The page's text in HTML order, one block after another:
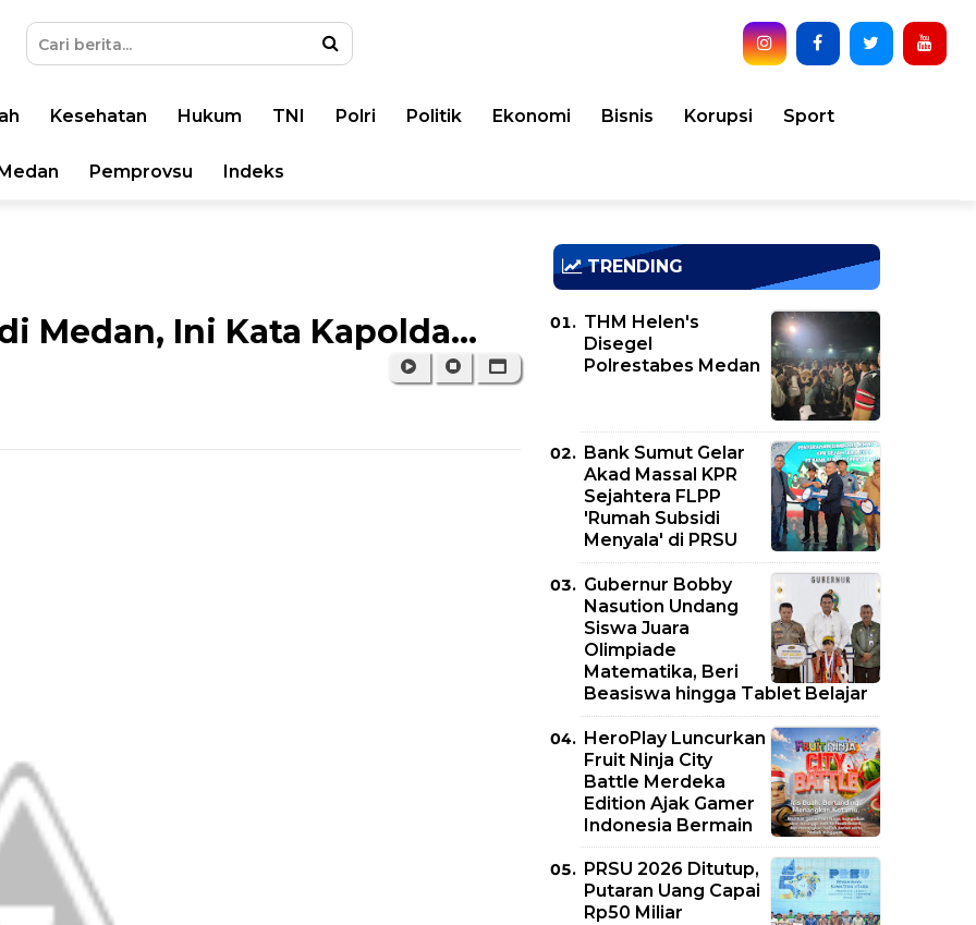
Kesehatan Hukum TNI Polri Politik Ekonomi Bisnis Korupsi Sport
Pemprovsu Indeks
Medan, Ini Kata Kapolda...
TRENDING
THM Helen's
Disegel
Polrestabes Medan
Bank Sumut Gelar
Akad Massal KPR
Sejahtera FLPP
'Rumah Subsidi
Menyala' di PRSU
Gubernur Bobby
Nasution Undang
Siswa Juara
Olimpiade
Matematika, Beri
Beasiswa hingga Tablet Belajar
HeroPlay Luncurkan
Fruit Ninja City
Battle Merdeka
Edition Ajak Gamer
Indonesia Bermain
PRSU 2026 Ditutup,
Putaran Uang Capai
Rp50 Miliar